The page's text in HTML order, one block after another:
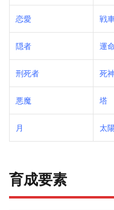
恋愛 戦
隠者 運命
刑死者 死神
悪魔 塔
月 太
育成要素